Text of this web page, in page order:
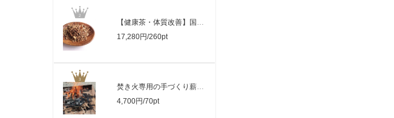
【健康茶・体質改善】国産・大変希少な日..
17,280円/260pt
焚き火専用の手づくり薪セット２箱『焚き..
4,700円/70pt